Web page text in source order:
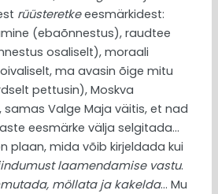
rüüsteretkeeesmärkidest:
(ebaõnnestus), raudtee
osaliselt), moraali
ma avasin õige mitu
pettusin), Moskva
Valge Maja väitis, et nad
eesmärke välja selgitada…
plaan, mida võib kirjeldada kui
laamendamise vastu.
möllata ja kakelda… Mu